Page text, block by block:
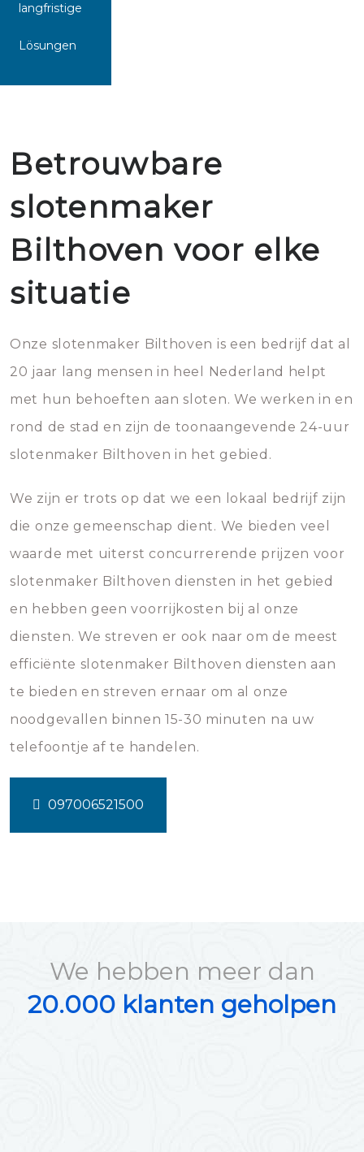
langfristige
Lösungen
Betrouwbare
slotenmaker
Bilthoven voor elke
situatie
Onze slotenmaker Bilthoven is een bedrijf dat al
20 jaar lang mensen in heel Nederland helpt
met hun behoeften aan sloten. We werken in en
rond de stad en zijn de toonaangevende 24-uur
slotenmaker Bilthoven in het gebied.
We zijn er trots op dat we een lokaal bedrijf zijn
die onze gemeenschap dient. We bieden veel
waarde met uiterst concurrerende prijzen voor
slotenmaker Bilthoven diensten in het gebied
en hebben geen voorrijkosten bij al onze
diensten. We streven er ook naar om de meest
efficiënte slotenmaker Bilthoven diensten aan
te bieden en streven ernaar om al onze
noodgevallen binnen 15-30 minuten na uw
telefoontje af te handelen.
097006521500
We hebben meer dan
20.000 klanten geholpen